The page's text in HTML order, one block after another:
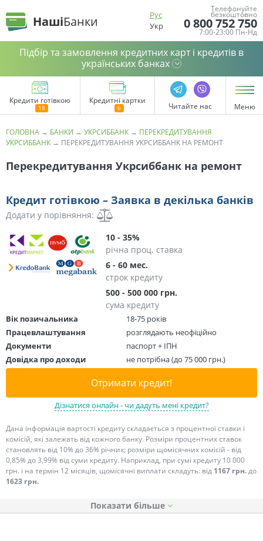
НашіБанки
Рус
Укр
Телефонуйте
безкоштовно
0 800 752 750
7:00-23:00 Пн-Нд
Підбір та замовлення кредитних карт і кредитів в
українських банках
Кредити готівкою Кредитні картки
Читайте нас Меню
ГОЛОВНА → БАНКИ → УКРСИББАНК → ПЕРЕКРЕДИТУВАННЯ
УКРСИББАНК → ПЕРЕКРЕДИТУВАННЯ УКРСИББАНК НА РЕМОНТ
Перекредитування Укрсиббанк на ремонт
Кредит готівкою – Заявка в декілька банків
Додати у порівняння:
10 - 35%
річна проц. ставка
6 - 60 мес.
строк кредиту
500 - 500 000 грн.
сума кредиту
Вік позичальника
18-75 років
Працевлаштування
розглядають неофіційно
Документи
паспорт + ІПН
Довідка про доходи
не потрібна (до 75 000 грн.)
Отримати кредит!
Дізнатися онлайн - чи дадуть мені кредит?
Дана інформація вартості кредиту складається з процентної ставки і
комісій, які залежать від кожного банку. Розміри процентних ставок
становлять від 10% до 36% річних; розміри щомісячних комісій - від
0,85% до 3,99% від суми кредиту. Наприклад, при сумі кредиту 10 000
грн. і на термін 12 місяців, щомісячні виплати складуть: від 1167 грн.до
1623 грн.
Показати